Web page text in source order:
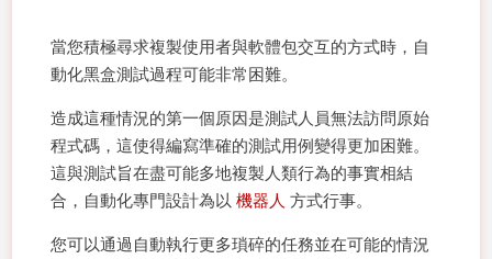
當您積極尋求複製使用者與軟體包交互的方式時，自
動化黑盒測試過程可能非常困難。
造成這種情況的第一個原因是測試人員無法訪問原始
程式碼，這使得編寫準確的測試用例變得更加困難。
這與測試旨在盡可能多地複製人類行為的事實相結
合，自動化專門設計為以機器人 方式行事。
您可以通過自動執行更多瑣碎的任務並在可能的情況